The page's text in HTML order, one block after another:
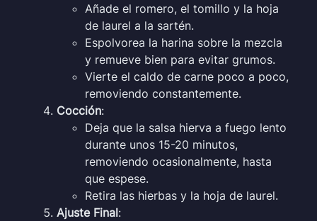
Añade el romero, el tomillo y la hoja
de laurel a la sartén.
Espolvorea la harina sobre la mezcla
y remueve bien para evitar grumos.
Vierte el caldo de carne poco a poco,
removiendo constantemente.
Cocción:
Deja que la salsa hierva a fuego lento
durante unos 15-20 minutos,
removiendo ocasionalmente, hasta
que espese.
Retira las hierbas y la hoja de laurel.
Ajuste Final: